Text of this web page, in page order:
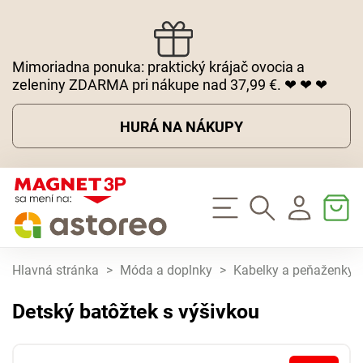
Mimoriadna ponuka: praktický krájač ovocia a
zeleniny ZDARMA pri nákupe nad 37,99 €. ❤ ❤ ❤
HURÁ NA NÁKUPY
Hlavná stránka > Móda a doplnky > Kabelky a peňaženky
Detský batôžtek s výšivkou